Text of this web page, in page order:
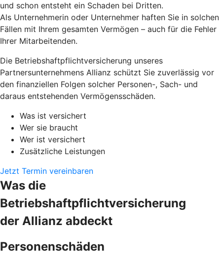
und schon entsteht ein Schaden bei Dritten.
Als Unternehmerin oder Unternehmer haften Sie in solchen
Fällen mit Ihrem gesamten Vermögen – auch für die Fehler
Ihrer Mitarbeitenden.
Die Betriebshaftpflichtversicherung unseres
Partnersunternehmens Allianz schützt Sie zuverlässig vor
den finanziellen Folgen solcher Personen-, Sach- und
daraus entstehenden Vermögensschäden.
Was ist versichert
Wer sie braucht
Wer ist versichert
Zusätzliche Leistungen
Jetzt Termin vereinbaren
Was die
Betriebshaftpflichtversicherung
der Allianz abdeckt
Personenschäden